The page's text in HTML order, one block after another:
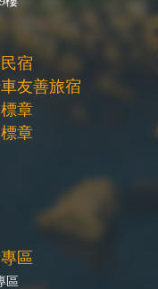
宿
友善旅宿
章
章
區
區